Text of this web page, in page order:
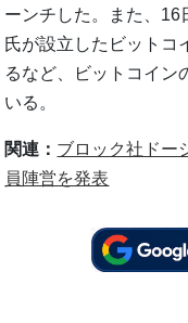
ーンチした。また、16
氏が設立したビットコ
るなど、ビットコイン
いる。
関連： ブロック社ドー
員陣営を発表